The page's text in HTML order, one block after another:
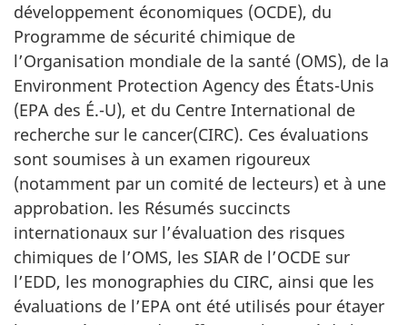
développement économiques (OCDE), du
Programme de sécurité chimique de
l’Organisation mondiale de la santé (OMS), de la
Environment Protection Agency des États-Unis
(EPA des É.-U), et du Centre International de
recherche sur le cancer(CIRC). Ces évaluations
sont soumises à un examen rigoureux
(notamment par un comité de lecteurs) et à une
approbation. les Résumés succincts
internationaux sur l’évaluation des risques
chimiques de l’OMS, les SIAR de l’OCDE sur
l’EDD, les monographies du CIRC, ainsi que les
évaluations de l’EPA ont été utilisés pour étayer